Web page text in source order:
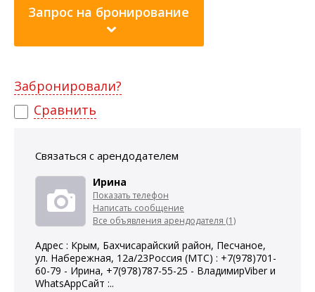
Запрос на бронирование
Забронировали?
Сравнить
Связаться с арендодателем
Ирина
Показать телефон
Написать сообщение
Все объявления арендодателя (1)
Адрес : Крым, Бахчисарайский район, Песчаное,
ул. Набережная, 12а/23Россия (МТС) : +7(978)701-
60-79 - Ирина, +7(978)787-55-25 - ВладимирViber и
WhatsAppСайт :..